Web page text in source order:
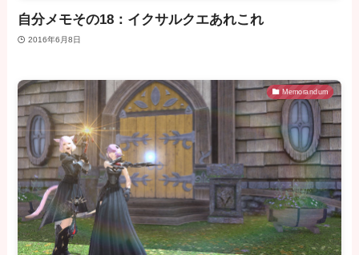
自分メモその18：イクサルクエあれこれ
2016年6月8日
Memorandum